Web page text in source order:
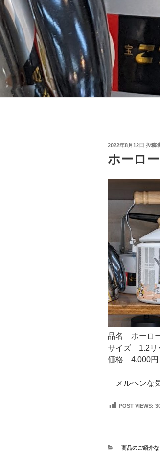
投
日:
2022年8月12日 投稿
ホーロ
品名 ホーロ
サイズ 1.2リ
価格 4,000円
メルヘンな
POST VIEWS:
カ
商品のご紹介な